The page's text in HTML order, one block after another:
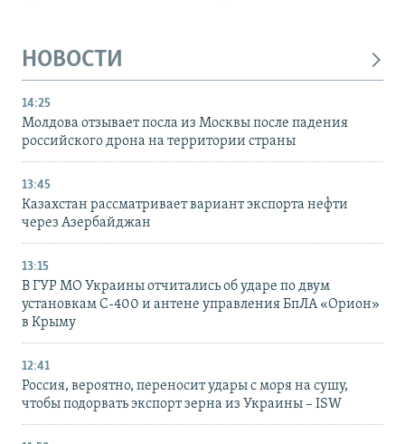
НОВОСТИ
14:25
Молдова отзывает посла из Москвы после падения
российского дрона на территории страны
13:45
Казахстан рассматривает вариант экспорта нефти
через Азербайджан
13:15
В ГУР МО Украины отчитались об ударе по двум
установкам С-400 и антене управления БпЛА «Орион»
в Крыму
12:41
Россия, вероятно, переносит удары с моря на сушу,
чтобы подорвать экспорт зерна из Украины – ISW